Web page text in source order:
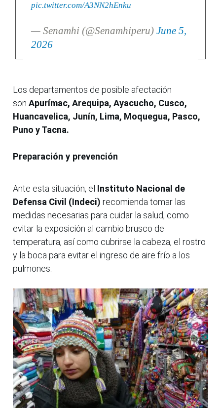
pic.twitter.com/A3NN2hEnku
— Senamhi (@Senamhiperu) June 5,
2026
Los departamentos de posible afectación
son Apurímac, Arequipa, Ayacucho, Cusco,
Huancavelica, Junín, Lima, Moquegua, Pasco,
Puno y Tacna.
Preparación y prevención
Ante esta situación, el Instituto Nacional de
Defensa Civil (Indeci) recomienda tomar las
medidas necesarias para cuidar la salud, como
evitar la exposición al cambio brusco de
temperatura, así como cubrirse la cabeza, el rostro
y la boca para evitar el ingreso de aire frío a los
pulmones.